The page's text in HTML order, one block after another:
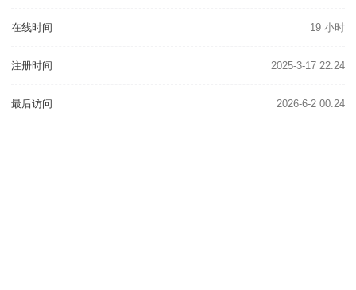
在线时间 19 小时
注册时间 2025-3-17 22:24
最后访问 2026-6-2 00:24